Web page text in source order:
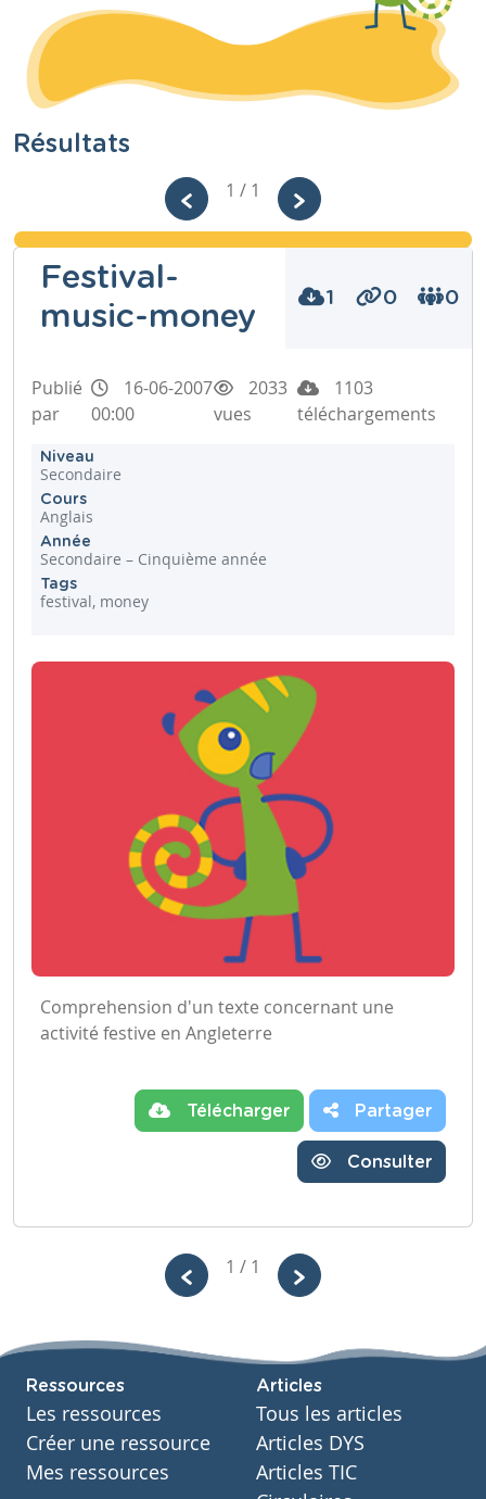
Résultats
1 / 1
Festival-
music-money
1 0 0
Publié
par
16-06-2007
00:00
2033
vues
1103
téléchargements
Niveau
Secondaire
Cours
Anglais
Année
Secondaire – Cinquième année
Tags
festival, money
Comprehension d'un texte concernant une
activité festive en Angleterre
Télécharger Partager
Consulter
1 / 1
Ressources
Les ressources
Créer une ressource
Mes ressources
Articles
Tous les articles
Articles DYS
Articles TIC